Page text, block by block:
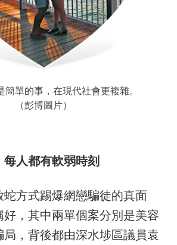
單的事，在現代社會更複雜。
（彭博圖片）
人都有軟弱時刻
方式踢爆網戀騙徒的真面
好，其中兩單個案分別是美容
，背後都由深水埗區議員袁